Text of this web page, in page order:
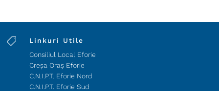

Linkuri Utile
Consiliul Local Eforie
Creșa Oraș Eforie
C.N.I.P.T. Eforie Nord
C.N.I.P.T. Eforie Sud